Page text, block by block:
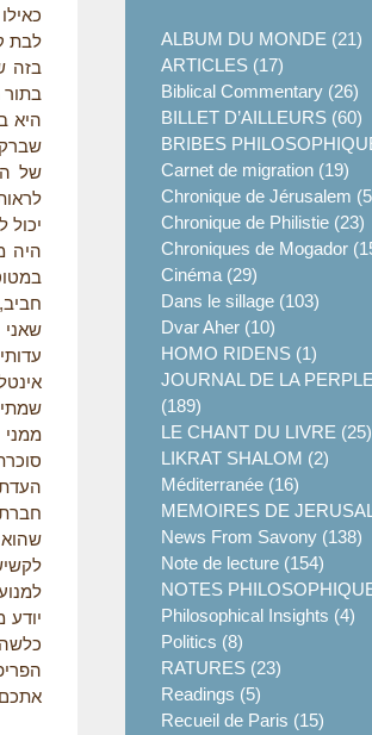
ALBUM DU MONDE (21)
ARTICLES (17)
Biblical Commentary (26)
BILLET D’AILLEURS (60)
BRIBES
Carnet de migration (19)
Chronique de Jérusalem
Chronique de Philistie (23)
Chroniques de Mogador
Cinéma (29)
Dans le sillage (103)
Dvar Aher (10)
HOMO RIDENS (1)
JOURNAL DE LA
(189)
LE CHANT DU LIVRE (25)
LIKRAT SHALOM (2)
Méditerranée (16)
MEMOIRES DE
News From Savony (138)
Note de lecture (154)
NOTES
Philosophical Insights (4)
Politics (8)
RATURES (23)
Readings (5)
Recueil de Paris (15)
לבת
בזה
היא
שברק
של
היה